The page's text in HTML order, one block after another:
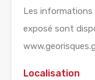
Les informations
exposé sont
Localisation